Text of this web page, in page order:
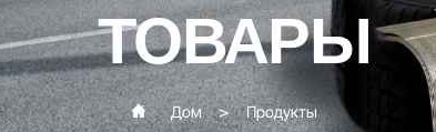
ТОВАРЫ
Дом Продукты